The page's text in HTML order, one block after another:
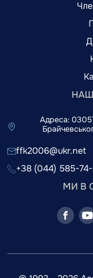
Адреса:
ffk2006@ukr.net
+38 (044) 585-
МИ В